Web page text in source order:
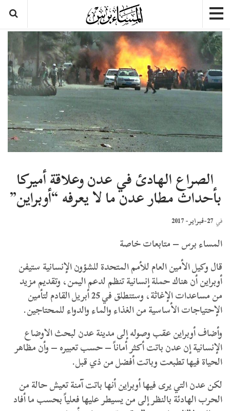
الصراع الهادئ في عدن وعلاقة أميركا
بأحداث مطار عدن ما لا يعرفه “أوبراين”
في 27-فبراير- 2017
المساء برس – متابعات خاصة
قال وكيل الأمين العام للأمم المتحدة للشؤون الإنسانية ستيفن
أوبراين أن هناك حملة إنسانية تنظم لدعم اليمن، وتقديم مزيد
من مساعدات الإغاثة، وستنطلق في 25 أبريل القادم لتأمين
الإحتياجات الأساسية من الغذاء والماء والدواء للمحتاجين.
وأضاف أوبراين عقب وصوله إلى مدينة عدن لبحث الاوضاع
الإنسانية إن عدن باتت أكثر أماناً – حسب تعبيره – وأن مظاهر
الحياة فيها تطبعت وباتت أفضل من ذي قبل.
لكن عدن التي يرى فيها أوبراين أنها باتت آمنة تعيش حالة من
الحرب الهادئة بالنظر إلى من يسيطر عليها فعلياً بحسب ما أفاد